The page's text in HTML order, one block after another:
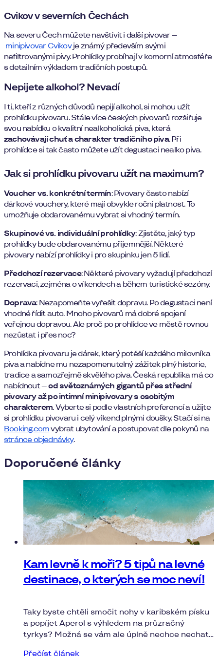
Cvikov v severních Čechách
Na severu Čech můžete navštívit i další pivovar –
minipivovar Cvikovje známý především svými
nefiltrovanými pivy. Prohlídky probíhají v komorní atmosféře
s detailním výkladem tradičních postupů.
Nepijete alkohol? Nevadí
I ti, kteří z různých důvodů nepijí alkohol, si mohou užít
prohlídku pivovaru. Stále více českých pivovarů rozšiřuje
svou nabídku o kvalitní nealkoholická piva, která
zachovávají chuť a charakter tradičního piva. Při
prohlídce si tak často můžete užít degustaci nealko piva.
Jak si prohlídku pivovaru užít na maximum?
Voucher vs. konkrétní termín: Pivovary často nabízí
dárkové vouchery, které mají obvykle roční platnost. To
umožňuje obdarovanému vybrat si vhodný termín.
Skupinové vs. individuální prohlídky: Zjistěte, jaký typ
prohlídky bude obdarovanému příjemnější. Některé
pivovary nabízí prohlídky i pro skupinku jen 5 lidí.
Předchozí rezervace: Některé pivovary vyžadují předchozí
rezervaci, zejména o víkendech a během turistické sezóny.
Doprava: Nezapomeňte vyřešit dopravu. Po degustaci není
vhodné řídit auto. Mnoho pivovarů má dobré spojení
veřejnou dopravou. Ale proč po prohlídce ve městě rovnou
nezůstat i přes noc?
Prohlídka pivovaru je dárek, který potěší každého milovníka
piva a nabídne mu nezapomenutelný zážitek plný historie,
tradice a samozřejmě skvělého piva. Česká republika má co
nabídnout –od světoznámých gigantů přes střední
pivovary až po intimní minipivovary s osobitým
charakterem. Vyberte si podle vlastních preferencí a užijte
si prohlídku pivovaru i celý víkend plnými doušky. Stačí si na
Booking.comvybrat ubytování a postupovat dle pokynů na
stránce objednávky.
Doporučené články
Kam levně k moři? 5 tipů na levné
destinace, o kterých se moc neví!
Taky byste chtěli smočit nohy v karibském písku
a popíjet Aperol s výhledem na průzračný
tyrkys? Možná se vám ale úplně nechce nechat
Přečíst článek